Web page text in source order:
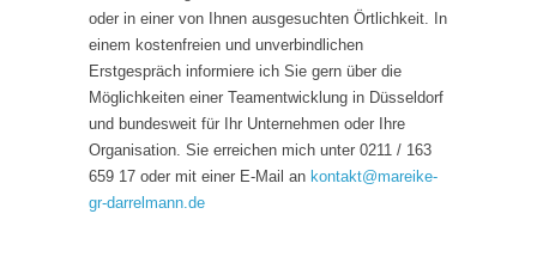
oder in einer von Ihnen ausgesuchten Örtlichkeit. In
einem kostenfreien und unverbindlichen
Erstgespräch informiere ich Sie gern über die
Möglichkeiten einer Teamentwicklung in Düsseldorf
und bundesweit für Ihr Unternehmen oder Ihre
Organisation. Sie erreichen mich unter 0211 / 163
659 17 oder mit einer E-Mail an kontakt@mareike-
gr-darrelmann.de